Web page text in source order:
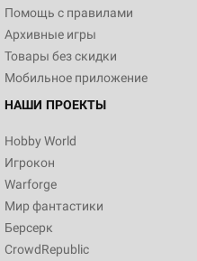
Помощь с правилами
Архивные игры
Товары без скидки
Мобильное приложение
НАШИ ПРОЕКТЫ
Hobby World
Игрокон
Warforge
Мир фантастики
Берсерк
CrowdRepublic